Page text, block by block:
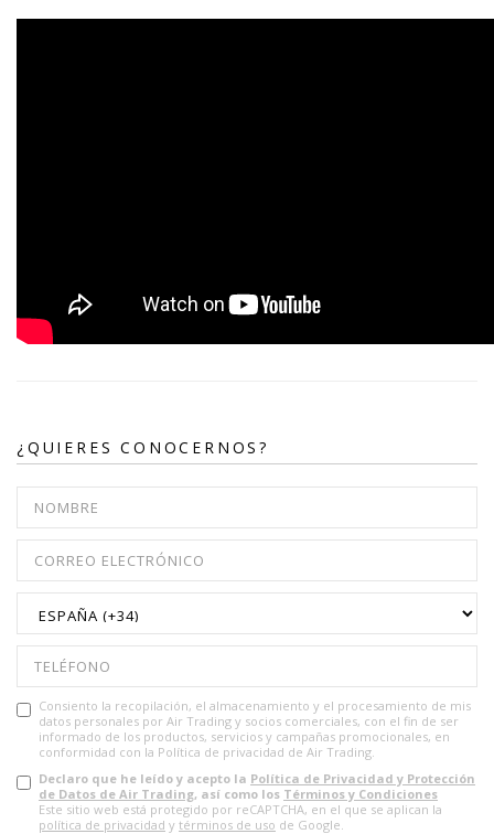
¿QUIERES CONOCERNOS?
Consiento la recopilación, el almacenamiento y el procesamiento de mis
datos personales por Air Trading y socios comerciales, con el fin de ser
informado de los productos, servicios y campañas promocionales, en
conformidad con la Política de privacidad de Air Trading.
Declaro que he leído y acepto la Política de Privacidad y Protección
de Datos de Air Trading, así como los Términos y Condiciones
Este sitio web está protegido por reCAPTCHA, en el que se aplican la
política de privacidad y términos de uso de Google.